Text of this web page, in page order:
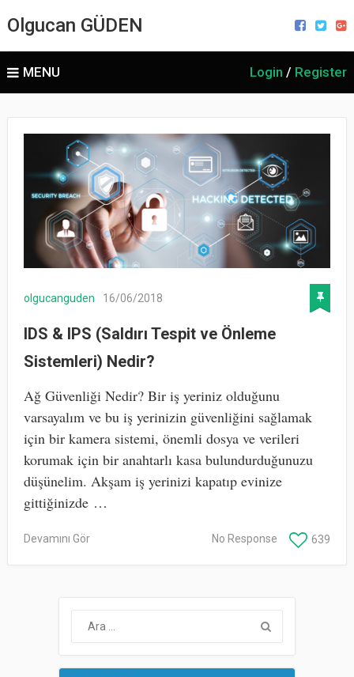
Olgucan GÜDEN
MENU Login / Register
olgucanguden 16/06/2018
IDS & IPS (Saldırı Tespit ve Önleme
Sistemleri) Nedir?
Ağ Güvenliği Nedir? Bir iş yeriniz olduğunu
varsayalım ve bu iş yerinizin güvenliğini sağlamak
için bir kamera sistemi, önemli dosya ve verileri
korumak için bir anahtarlı kasa bulundurduğunuzu
düşünelim. Akşam iş yerinizi kapatıp evinize
gittiğinizde …
Devamını Gör 639
No Response